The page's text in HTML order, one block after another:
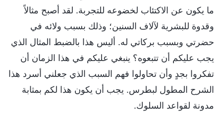
ما يكون عن الاكتئاب لخضوعه للتجربة. لقد أصبح مثالاً
وقدوة للبشرية لآلاف السنين؛ وذلك بسبب ولائه في
حضرتي وبسبب بركاتي له. أليس هذا بالضبط المثال الذي
يجب عليكم أن تتبعوه؟ ينبغي عليكم في هذا الزمان أن
تفكروا بجدٍ وأن تحاولوا فهم السبب الذي جعلني أسرد هذا
الشرح المطول لبطرس. يجب أن يكون هذا لكم بمثابة
مدونة لقواعد السلوك.